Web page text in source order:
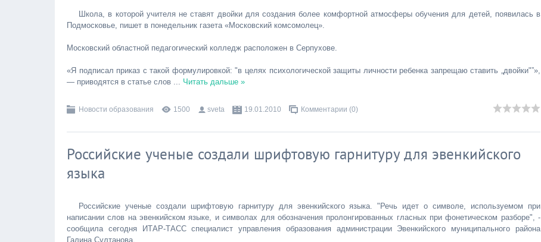
Школа, в которой учителя не ставят двойки для создания более комфортной атмосферы обучения для детей, появилась в
Подмосковье, пишет в понедельник газета «Московский комсомолец».
Московский областной педагогический колледж расположен в Серпухове.
«Я подписал приказ с такой формулировкой: "в целях психологической защиты личности ребенка запрещаю ставить „двойки"”»,
— приводятся в статье слов ... Читать дальше »
Новости образования 1500 sveta 19.01.2010 Комментарии (0)
Российские ученые создали шрифтовую гарнитуру для эвенкийского
языка
Российские ученые создали шрифтовую гарнитуру для эвенкийского языка. "Речь идет о символе, используемом при
написании слов на эвенкийском языке, и символах для обозначения пролонгированных гласных при фонетическом разборе", -
сообщила сегодня ИТАР-ТАСС специалист управления образования администрации Эвенкийского муниципального района
Галина Султанова.